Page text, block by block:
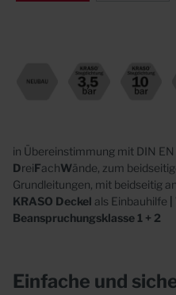
in Übereinstimmung mit DIN
DreiFachWände, zum
Grundleitungen, mit beidseitig
KRASO Deckel als Einbauhilfe
Beanspruchungsklasse 1 + 2
Einfache und